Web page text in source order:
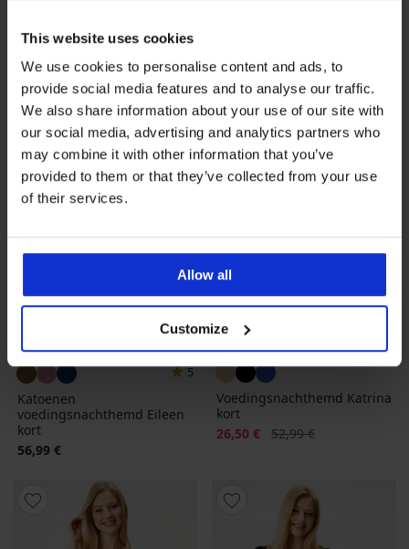
This website uses cookies
We use cookies to personalise content and ads, to
provide social media features and to analyse our traffic.
We also share information about your use of our site with
our social media, advertising and analytics partners who
may combine it with other information that you’ve
provided to them or that they’ve collected from your use
of their services.
Allow all
Customize
5
Katoenen
voedingsnachthemd Eileen
kort
56,99 €
Sale
Voedingsnachthemd Katrina
kort
Korting
26,50 € Oorspronkelijke prijs
52,99 €